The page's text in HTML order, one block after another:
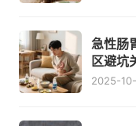
急性肠
区避坑
2025-